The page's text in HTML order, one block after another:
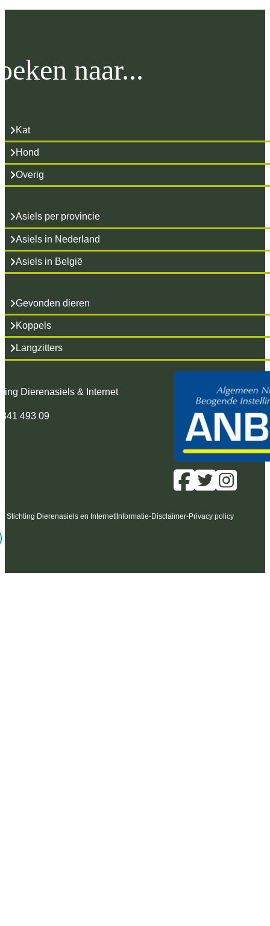
naar...
Kat
Hond
Overig
Asiels per provincie
Asiels in Nederland
Asiels in België
Gevonden dieren
Koppels
Langzitters
Dierenasiels & Internet
493 09
Stichting Dierenasiels en Internet Informatie-Disclaimer-Privacy policy